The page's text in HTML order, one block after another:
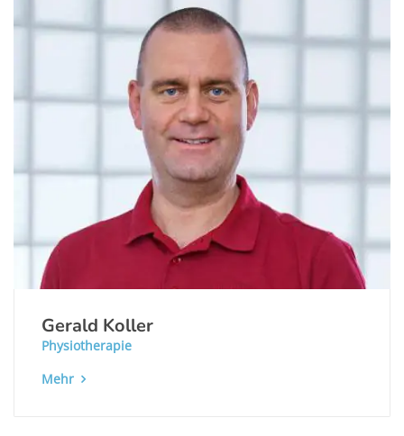
Gerald Koller
Physiotherapie
Mehr